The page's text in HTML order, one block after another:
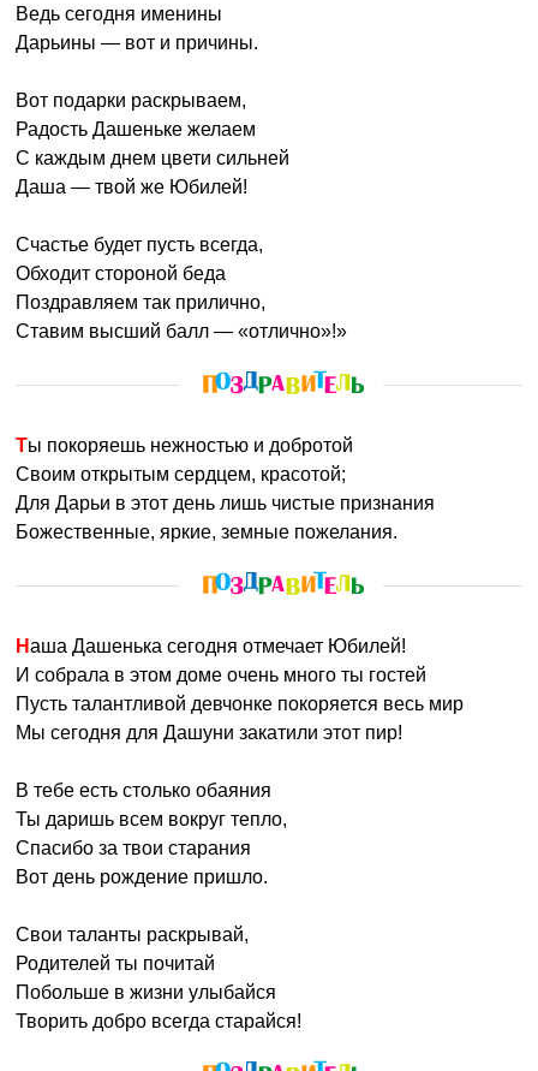
Ведь сегодня именины
Дарьины — вот и причины.
Вот подарки раскрываем,
Радость Дашеньке желаем
С каждым днем цвети сильней
Даша — твой же Юбилей!
Счастье будет пусть всегда,
Обходит стороной беда
Поздравляем так прилично,
Ставим высший балл — «отлично»!»
Ты покоряешь нежностью и добротой
Своим открытым сердцем, красотой;
Для Дарьи в этот день лишь чистые признания
Божественные, яркие, земные пожелания.
Наша Дашенька сегодня отмечает Юбилей!
И собрала в этом доме очень много ты гостей
Пусть талантливой девчонке покоряется весь мир
Мы сегодня для Дашуни закатили этот пир!
В тебе есть столько обаяния
Ты даришь всем вокруг тепло,
Спасибо за твои старания
Вот день рождение пришло.
Свои таланты раскрывай,
Родителей ты почитай
Побольше в жизни улыбайся
Творить добро всегда старайся!